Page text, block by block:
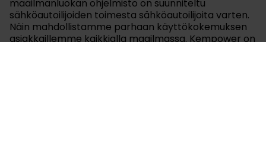
maailmanluokan ohjelmisto on suunniteltu
sähköautoilijoiden toimesta sähköautoilijoita varten.
Näin mahdollistamme parhaan käyttökokemuksen
asiakkaillemme kaikkialla maailmassa. Kempower on